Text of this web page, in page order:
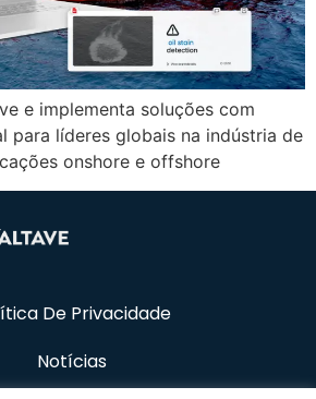
e implementa soluções com
para líderes globais na indústria de
onshore e offshore
De Privacidade
Notícias